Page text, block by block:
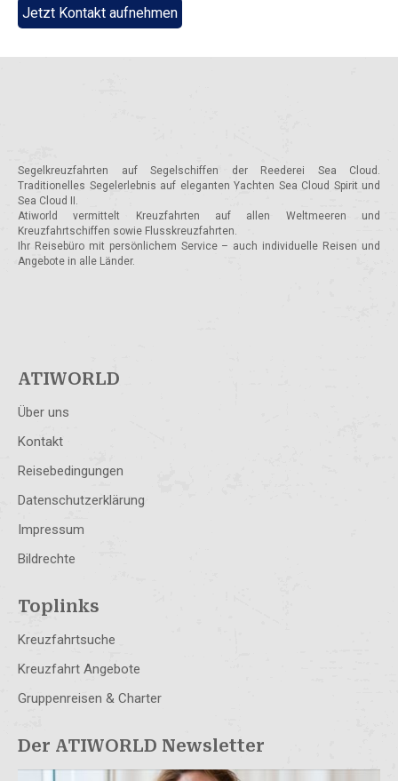
Jetzt Kontakt aufnehmen
Segelkreuzfahrten auf Segelschiffen der Reederei Sea Cloud.
Traditionelles Segelerlebnis auf eleganten Yachten Sea Cloud Spirit und
Sea Cloud II.
Atiworld vermittelt Kreuzfahrten auf allen Weltmeeren und
Kreuzfahrtschiffen sowie Flusskreuzfahrten.
Ihr Reisebüro mit persönlichem Service – auch individuelle Reisen und
Angebote in alle Länder.
ATIWORLD
Über uns
Kontakt
Reisebedingungen
Datenschutzerklärung
Impressum
Bildrechte
Toplinks
Kreuzfahrtsuche
Kreuzfahrt Angebote
Gruppenreisen & Charter
Der ATIWORLD Newsletter